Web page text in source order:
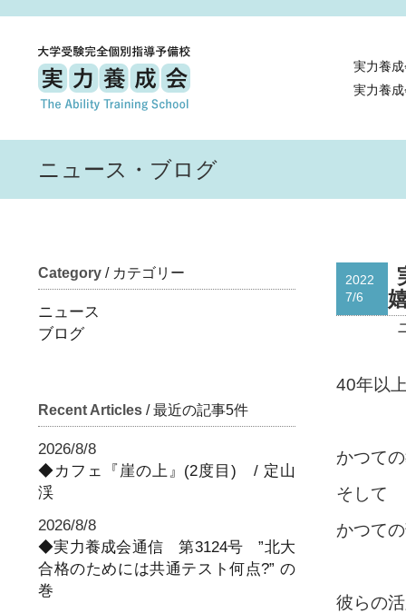
実力養
実力養
ニュース・ブログ
Category / カテゴリー
ニュース
ブログ
Recent Articles / 最近の記事5件
2026/8/8
◆カフェ『崖の上』(2度目) / 定山
渓
2026/8/8
◆実力養成会通信 第3124号 ”北大
合格のためには共通テスト何点?” の
巻
2022
7/6
40年以
かつて
そして
かつて
彼らの